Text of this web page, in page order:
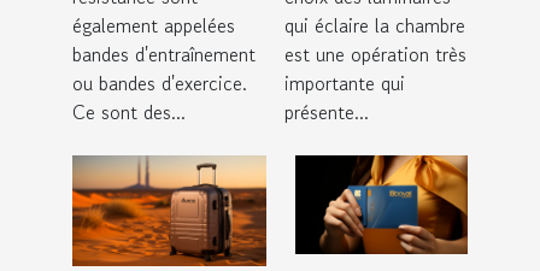
également appelées
bandes d'entraînement
ou bandes d'exercice.
Ce sont des...
qui éclaire la chambre
est une opération très
importante qui
présente...